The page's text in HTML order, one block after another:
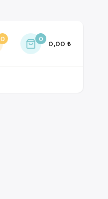
0 0
0,00